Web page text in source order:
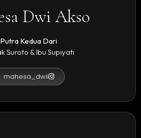
Dwi Akso
Putra Kedua Dari
Suroto & Ibu Supiyati
mahesa_dwii